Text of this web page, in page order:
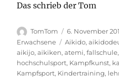
Das schrieb der Tom
Autor
TomTom
Veröffentlicht
am
6. November
Erwachsene
Schlagwörter
Aikido,
aikijo,aikiken,atemi,fallschule
hochschulsport, Kampfkunst,
Kampfsport, Kindertraining,